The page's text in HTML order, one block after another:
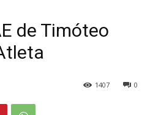
de Timóteo
0
1407